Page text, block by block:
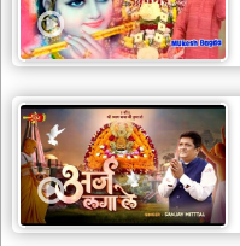
देश
भक्ति
patriotic
bhajans
खाटू
श्याम
भजन
khatu